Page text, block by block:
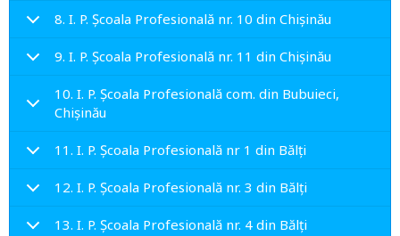
8. I. P. Școala Profesională nr. 10 din Chișinău
9. I. P. Școala Profesională nr. 11 din Chișinău
10. I. P. Școala Profesională com. din Bubuieci,
Chișinău
11. I. P. Școala Profesională nr 1 din Bălți
12. I. P. Școala Profesională nr. 3 din Bălți
13. I. P. Școala Profesională nr. 4 din Bălți